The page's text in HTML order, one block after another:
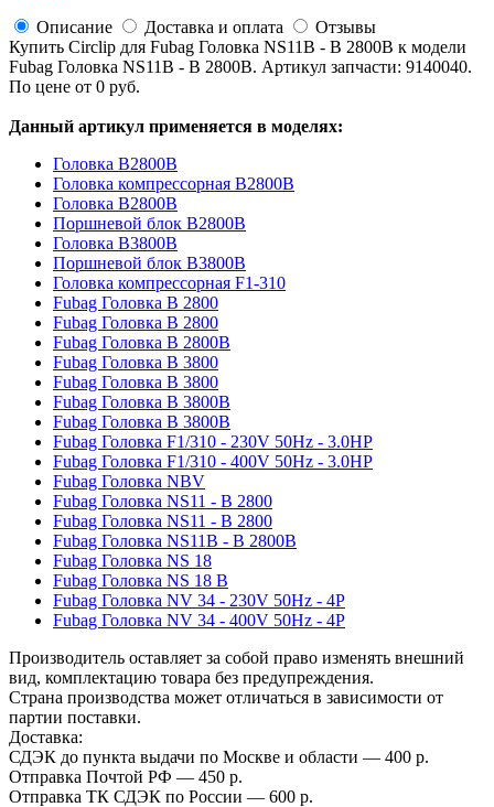
Описание Доставка и оплата
Отзывы
Купить Circlip для Fubag Головка NS11B - B 2800B к модели
Fubag Головка NS11B - B 2800B. Артикул запчасти: 9140040.
По цене от 0 руб.
Данный артикул применяется в моделях:
Головка B2800B
Головка компрессорная B2800B
Головка B2800B
Поршневой блок B2800B
Головка B3800B
Поршневой блок B3800B
Головка компрессорная F1-310
Fubag Головка B 2800
Fubag Головка B 2800
Fubag Головка B 2800B
Fubag Головка B 3800
Fubag Головка B 3800
Fubag Головка B 3800B
Fubag Головка B 3800B
Fubag Головка F1/310 - 230V 50Hz - 3.0HP
Fubag Головка F1/310 - 400V 50Hz - 3.0HP
Fubag Головка NBV
Fubag Головка NS11 - B 2800
Fubag Головка NS11 - B 2800
Fubag Головка NS11B - B 2800B
Fubag Головка NS 18
Fubag Головка NS 18 B
Fubag Головка NV 34 - 230V 50Hz - 4P
Fubag Головка NV 34 - 400V 50Hz - 4P
Производитель оставляет за собой право изменять внешний
вид, комплектацию товара без предупреждения.
Страна производства может отличаться в зависимости от
партии поставки.
Доставка:
СДЭК до пункта выдачи по Москве и области — 400 р.
Отправка Почтой РФ — 450 р.
Отправка ТК СДЭК по России — 600 р.